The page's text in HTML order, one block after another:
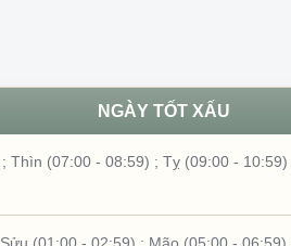
NGÀY TỐT XẤU
; Thìn (07:00 - 08:59) ; Tỵ (09:00 - 10:59)